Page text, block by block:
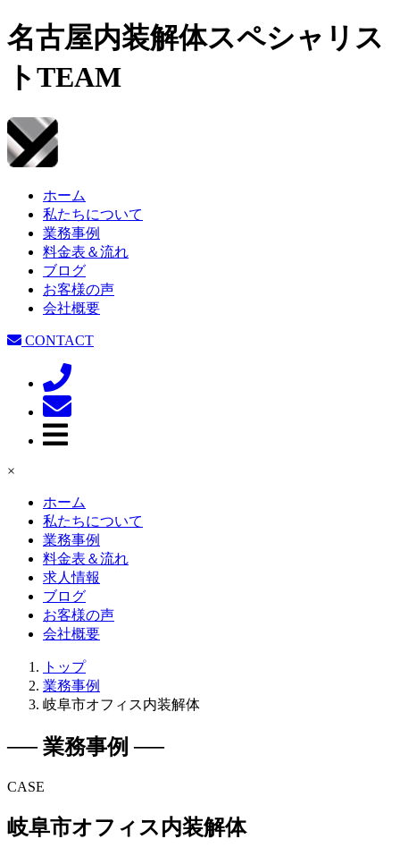
名古屋内装解体スペシャリス
トTEAM
ホーム
私たちについて
業務事例
料金表＆流れ
ブログ
お客様の声
会社概要
CONTACT
×
ホーム
私たちについて
業務事例
料金表＆流れ
求人情報
ブログ
お客様の声
会社概要
トップ
業務事例
岐阜市オフィス内装解体
── 業務事例 ──
CASE
岐阜市オフィス内装解体